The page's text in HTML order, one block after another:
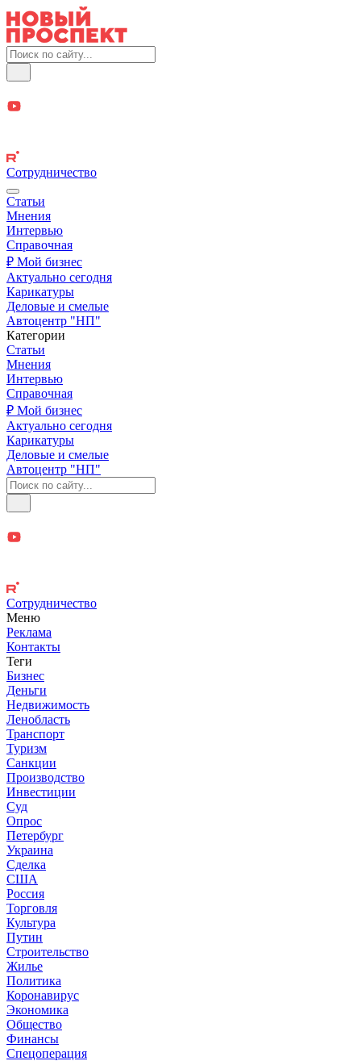
Сотрудничество
Статьи
Мнения
Интервью
Справочная
₽ Мой бизнес
Актуально сегодня
Карикатуры
Деловые и смелые
Автоцентр "НП"
Категории
Статьи
Мнения
Интервью
Справочная
₽ Мой бизнес
Актуально сегодня
Карикатуры
Деловые и смелые
Автоцентр "НП"
Сотрудничество
Меню
Реклама
Контакты
Теги
Бизнес
Деньги
Недвижимость
Ленобласть
Транспорт
Туризм
Санкции
Производство
Инвестиции
Суд
Опрос
Петербург
Украина
Сделка
США
Россия
Торговля
Культура
Путин
Строительство
Жилье
Политика
Коронавирус
Экономика
Общество
Финансы
Спецоперация